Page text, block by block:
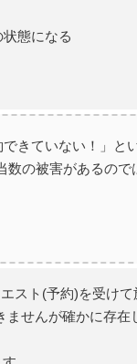
態になる
きていない！」と
の被害があるので
スト(予約)を受け
せんが確かに存在